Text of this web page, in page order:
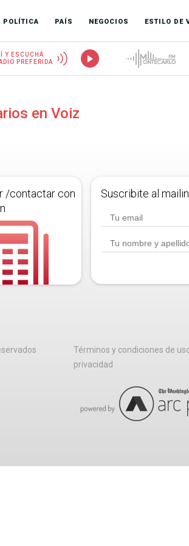
POLÍTICA PAÍS NEGOCIOS ESTILO DE
Y ESCUCHÁ
PREFERIDA
en Voiz
/contactar con
Suscribite al
Términos y condiciones de
privacidad